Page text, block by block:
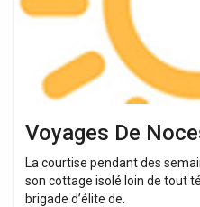
Voyages De
La courtise pendant des
son cottage isolé loin de tout
brigade d’élite de.